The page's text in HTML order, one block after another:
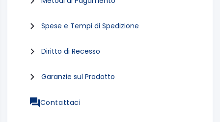
Spese e Tempi di Spedizione
Diritto di Recesso
Garanzie sul Prodotto
Contattaci